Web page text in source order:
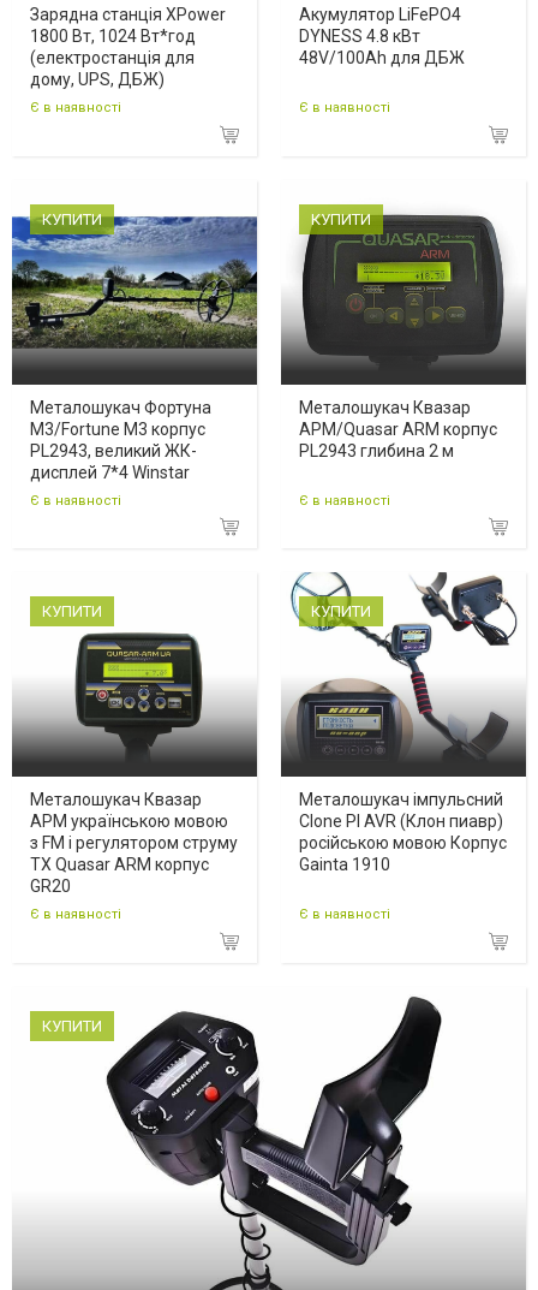
Зарядна станція XPower
1800 Вт, 1024 Вт*год
(електростанція для
дому, UPS, ДБЖ)
Є в наявності
Акумулятор LiFePO4
DYNESS 4.8 кВт
48V/100Ah для ДБЖ
Є в наявності
КУПИТИ
Металошукач Фортуна
М3/Fortune M3 корпус
PL2943, великий ЖК-
дисплей 7*4 Winstar
Є в наявності
КУПИТИ
Металошукач Квазар
АРМ/Quasar ARM корпус
PL2943 глибина 2 м
Є в наявності
КУПИТИ
Металошукач Квазар
АРМ українською мовою
з FM і регулятором струму
ТХ Quasar ARM корпус
GR20
Є в наявності
КУПИТИ
Металошукач імпульсний
Clone PI AVR (Клон пиавр)
російською мовою Корпус
Gainta 1910
Є в наявності
КУПИТИ